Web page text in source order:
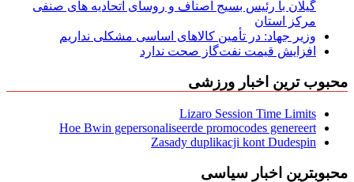
گیلان با رئیس بسیج اصناف و روسای اتحادیه های صنفی
مركز استان
وزیر جهاد: در تأمین کالاهای اساسی مشکلی نداریم
افزایش قیمت نفت‌گاز صحت ندارد
محبوب ترین اخبار ورزشی
Lizaro Session Time Limits
Hoe Bwin gepersonaliseerde promocodes genereert
Zasady duplikacji kont Dudespin
محبوبترین اخبار سیاسی